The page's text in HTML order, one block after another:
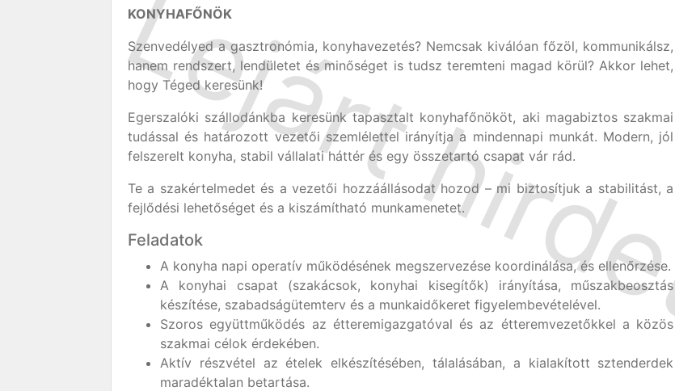
KONYHAFŐNÖK
Szenvedélyed a gasztronómia, konyhavezetés? Nemcsak kiválóan főzöl, kommunikálsz,
hanem rendszert, lendületet és minőséget is tudsz teremteni magad körül? Akkor lehet,
hogy Téged keresünk!
Egerszalóki szállodánkba keresünk tapasztalt konyhafőnököt, aki magabiztos szakmai
tudással és határozott vezetői szemlélettel irányítja a mindennapi munkát. Modern, jól
felszerelt konyha, stabil vállalati háttér és egy összetartó csapat vár rád.
Te a szakértelmedet és a vezetői hozzáállásodat hozod – mi biztosítjuk a stabilitást, a
fejlődési lehetőséget és a kiszámítható munkamenetet.
Feladatok
A konyha napi operatív működésének megszervezése koordinálása, és ellenőrzése.
A konyhai csapat (szakácsok, konyhai kisegítők) irányítása, műszakbeosztás
készítése, szabadságütemterv és a munkaidőkeret figyelembevételével.
Szoros együttműködés az étteremigazgatóval és az étteremvezetőkkel a közös
szakmai célok érdekében.
Aktív részvétel az ételek elkészítésében, tálalásában, a kialakított sztenderdek
maradéktalan betartása.